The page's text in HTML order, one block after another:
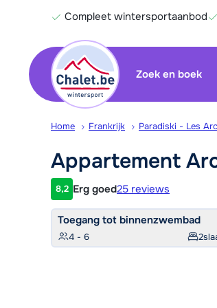
Compleet wintersportaanbod
Zoek en boek
Home Frankrijk Paradiski - Les
Appartement
Klantwaardering
8,2 Erg goed25 reviews
Toegang tot binnenzwembad
4 - 6 2